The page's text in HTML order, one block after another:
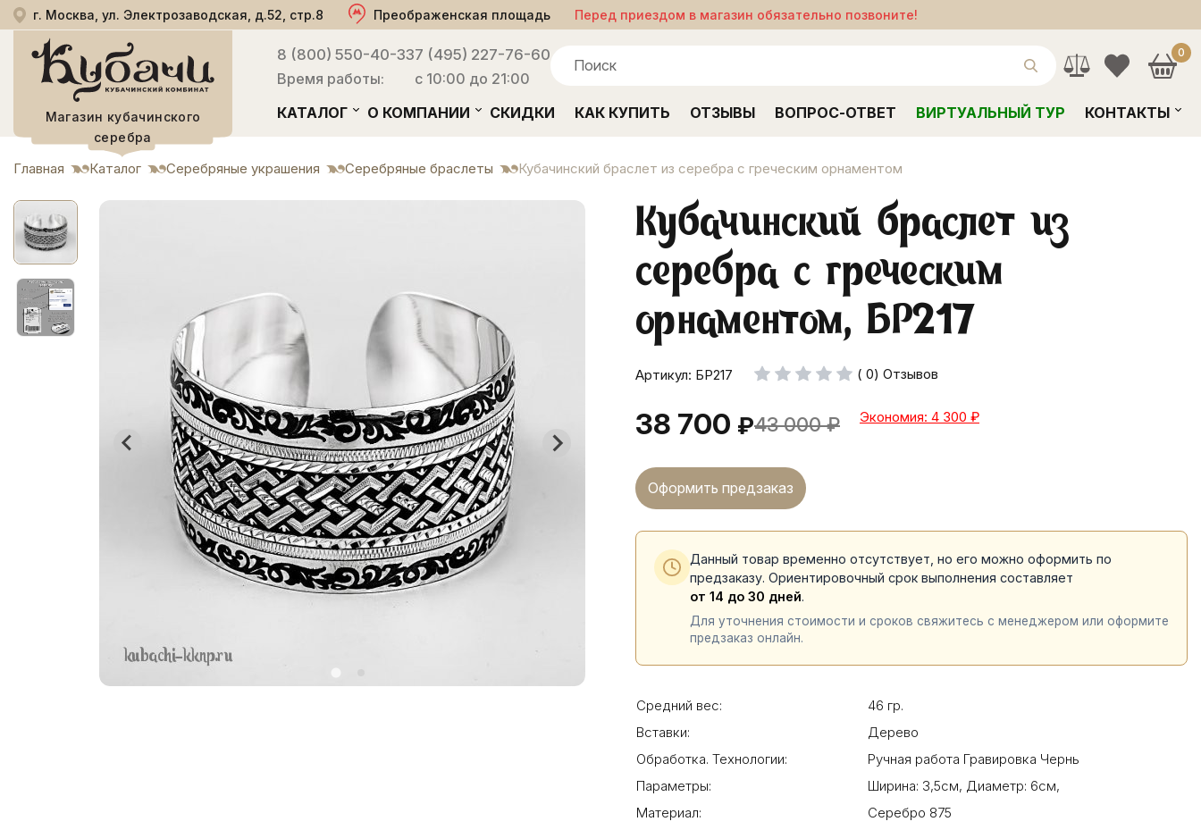
г. Москва, ул. Электрозаводская, д.52, стр.8 Преображенская площадь Перед приездом в магазин обязательно позвоните!
Магазин кубачинского
серебра
8 (800) 550-40-33
Время работы:
7 (495) 227-76-60
с 10:00 до 21:00
0
КАТАЛОГ О КОМПАНИИ СКИДКИ КАК КУПИТЬ ОТЗЫВЫ ВОПРОС-ОТВЕТ ВИРТУАЛЬНЫЙ ТУР КОНТАКТЫ
Главная Каталог Серебряные украшения Серебряные браслеты Кубачинский браслет из серебра с греческим орнаментом
Кубачинский браслет из
серебра с греческим
орнаментом, БР217
Артикул: БР217 ( 0) Отзывов
38 700 ₽43 000 ₽ Экономия: 4 300 ₽
Оформить предзаказ
Данный товар временно отсутствует, но его можно оформить по
предзаказу. Ориентировочный срок выполнения составляет
от 14 до 30 дней.
Для уточнения стоимости и сроков свяжитесь с менеджером или оформите
предзаказ онлайн.
Средний вес:
46 гр.
Вставки:
Дерево
Обработка. Технологии:
Ручная работа Гравировка Чернь
Параметры:
Ширина: 3,5см, Диаметр: 6см,
Материал:
Серебро 875